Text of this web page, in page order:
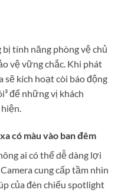
tính năng phòng vệ chủ
vệ vững chắc. Khi phát
sẽ kích hoạt còi báo động
để những vị khách
có màu vào ban đêm
ai có thể dễ dàng lợi
cung cấp tầm nhìn
của đèn chiếu spotlight